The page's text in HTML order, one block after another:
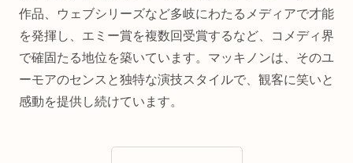
作品、ウェブシリーズなど多岐にわたるメディアで才能
を発揮し、エミー賞を複数回受賞するなど、コメディ界
で確固たる地位を築いています。マッキノンは、そのユ
ーモアのセンスと独特な演技スタイルで、観客に笑いと
感動を提供し続けています。